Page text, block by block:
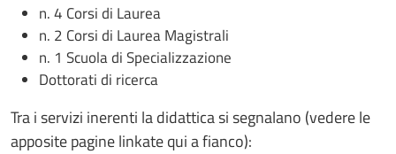
n. 4 Corsi di Laurea
n. 2 Corsi di Laurea Magistrali
n. 1 Scuola di Specializzazione
Dottorati di ricerca
Tra i servizi inerenti la didattica si segnalano (vedere le
apposite pagine linkate qui a fianco):